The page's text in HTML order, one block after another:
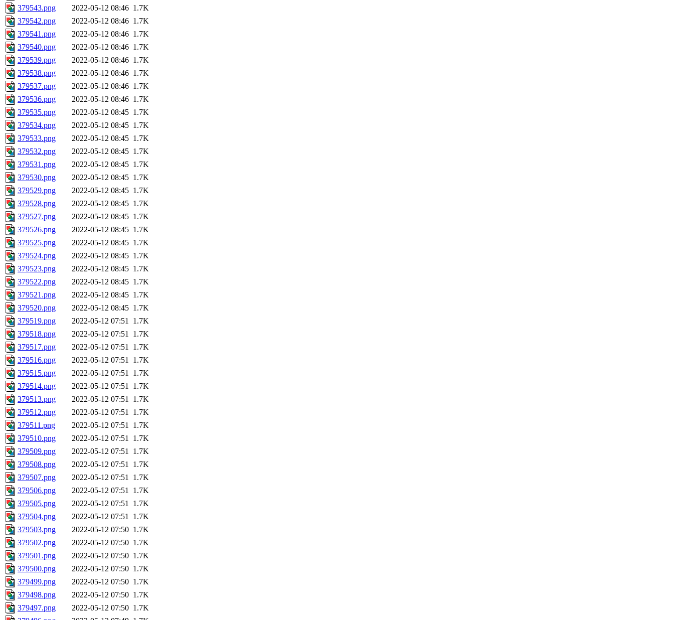
379543.png
2022-05-12 08:46 1.7K
379542.png
2022-05-12 08:46 1.7K
379541.png
2022-05-12 08:46 1.7K
379540.png
2022-05-12 08:46 1.7K
379539.png
2022-05-12 08:46 1.7K
379538.png
2022-05-12 08:46 1.7K
379537.png
2022-05-12 08:46 1.7K
379536.png
2022-05-12 08:46 1.7K
379535.png
2022-05-12 08:45 1.7K
379534.png
2022-05-12 08:45 1.7K
379533.png
2022-05-12 08:45 1.7K
379532.png
2022-05-12 08:45 1.7K
379531.png
2022-05-12 08:45 1.7K
379530.png
2022-05-12 08:45 1.7K
379529.png
2022-05-12 08:45 1.7K
379528.png
2022-05-12 08:45 1.7K
379527.png
2022-05-12 08:45 1.7K
379526.png
2022-05-12 08:45 1.7K
379525.png
2022-05-12 08:45 1.7K
379524.png
2022-05-12 08:45 1.7K
379523.png
2022-05-12 08:45 1.7K
379522.png
2022-05-12 08:45 1.7K
379521.png
2022-05-12 08:45 1.7K
379520.png
2022-05-12 08:45 1.7K
379519.png
2022-05-12 07:51 1.7K
379518.png
2022-05-12 07:51 1.7K
379517.png
2022-05-12 07:51 1.7K
379516.png
2022-05-12 07:51 1.7K
379515.png
2022-05-12 07:51 1.7K
379514.png
2022-05-12 07:51 1.7K
379513.png
2022-05-12 07:51 1.7K
379512.png
2022-05-12 07:51 1.7K
379511.png
2022-05-12 07:51 1.7K
379510.png
2022-05-12 07:51 1.7K
379509.png
2022-05-12 07:51 1.7K
379508.png
2022-05-12 07:51 1.7K
379507.png
2022-05-12 07:51 1.7K
379506.png
2022-05-12 07:51 1.7K
379505.png
2022-05-12 07:51 1.7K
379504.png
2022-05-12 07:51 1.7K
379503.png
2022-05-12 07:50 1.7K
379502.png
2022-05-12 07:50 1.7K
379501.png
2022-05-12 07:50 1.7K
379500.png
2022-05-12 07:50 1.7K
379499.png
2022-05-12 07:50 1.7K
379498.png
2022-05-12 07:50 1.7K
379497.png
2022-05-12 07:50 1.7K